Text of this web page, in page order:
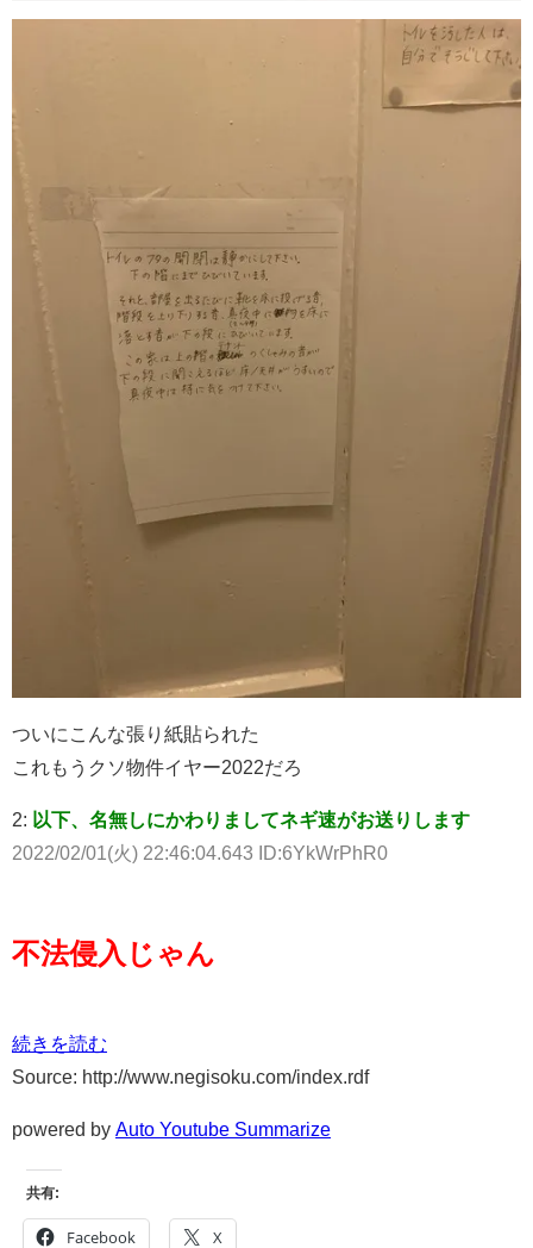
ついにこんな張り紙貼られた
これもうクソ物件イヤー2022だろ
2: 以下、名無しにかわりましてネギ速がお送りします
2022/02/01(火) 22:46:04.643 ID:6YkWrPhR0
不法侵入じゃん
続きを読む
Source: http://www.negisoku.com/index.rdf
powered by Auto Youtube Summarize
共有:
Facebook X